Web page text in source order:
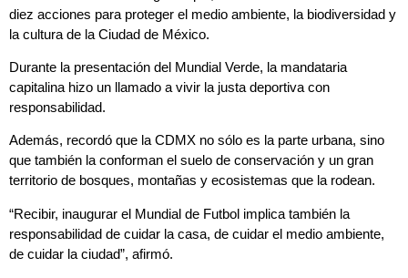
diez acciones para proteger el medio ambiente, la biodiversidad y
la cultura de la Ciudad de México.
Durante la presentación del Mundial Verde, la mandataria
capitalina hizo un llamado a vivir la justa deportiva con
responsabilidad.
Además, recordó que la CDMX no sólo es la parte urbana, sino
que también la conforman el suelo de conservación y un gran
territorio de bosques, montañas y ecosistemas que la rodean.
“Recibir, inaugurar el Mundial de Futbol implica también la
responsabilidad de cuidar la casa, de cuidar el medio ambiente,
de cuidar la ciudad”, afirmó.